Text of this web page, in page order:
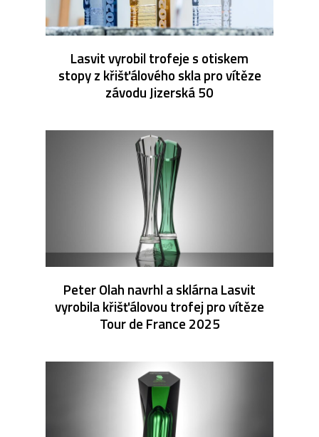
Lasvit vyrobil trofeje s otiskem
stopy z křišťálového skla pro vítěze
závodu Jizerská 50
Peter Olah navrhl a sklárna Lasvit
vyrobila křišťálovou trofej pro vítěze
Tour de France 2025